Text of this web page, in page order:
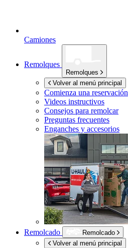
Camiones
Remolques
Remolques
Volver al menú principal
Comienza una reservación
Videos instructivos
Consejos para remolcar
Preguntas frecuentes
Enganches y accesorios
Remolcado
Remolcado
Volver al menú principal